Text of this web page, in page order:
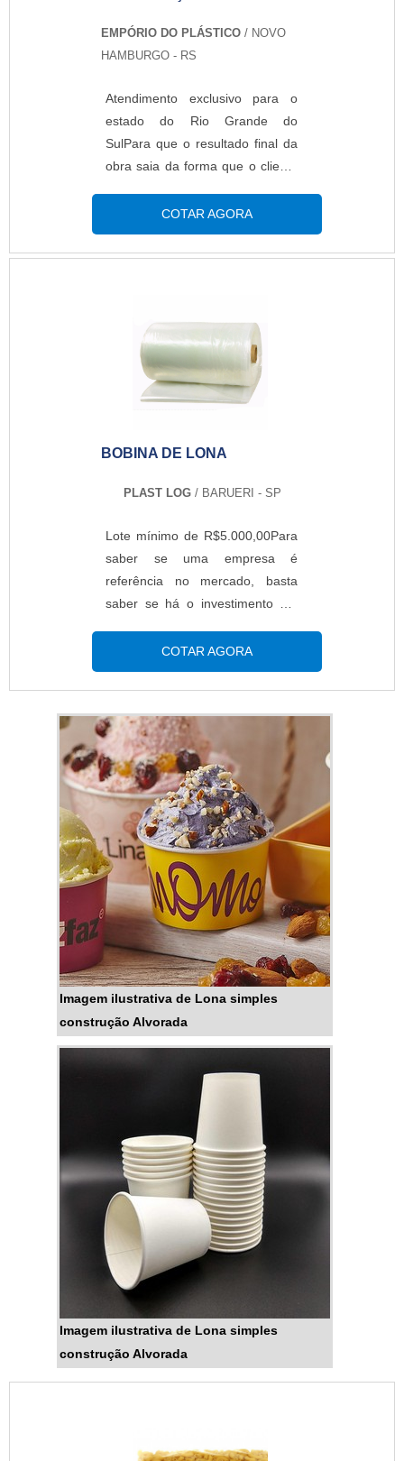
EMPÓRIO DO PLÁSTICO / NOVO
HAMBURGO - RS
Atendimento exclusivo para o
estado do Rio Grande do
SulPara que o resultado final da
obra saia da forma que o cliente
detalhes mínimos de cada
processo executivo. Tão
importante quanto aplicar,
cuidar dessas execuções
posteriormente. É nesse
momento em que a lona simples
construção se torna fundamental
COTAR AGORA
BOBINA DE LONA
PLAST LOG / BARUERI - SP
Lote mínimo de R$5.000,00Para
saber se uma empresa é
referência no mercado, basta
saber se há o investimento em
mercados e fidelizar clientes e
oferecer qualidade. Entretanto,
também é necessário pensar em
outros fatores, como a
embalagem que protege este
produto. A embalagem precisa
ser resistente para garantir a
proteção do objeto ali embalado.
Por isso, conte com a bobina de
lona plástica.COMO UTILIZAR O
PROD...
COTAR AGORA
Imagem ilustrativa de Lona simples
construção Alvorada
Imagem ilustrativa de Lona simples
construção Alvorada